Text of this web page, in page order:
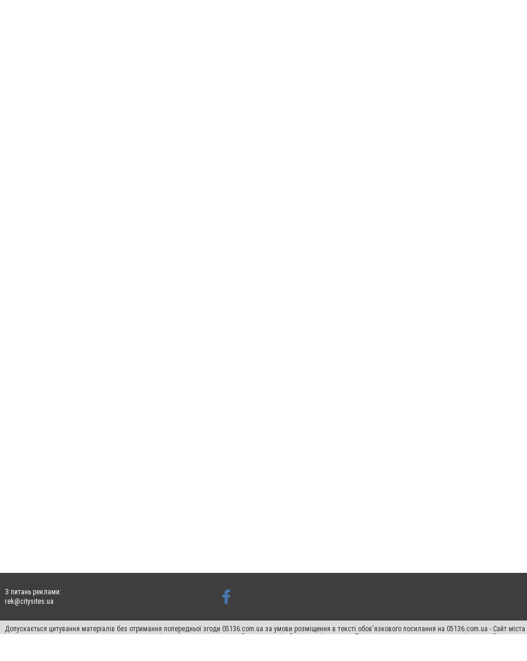
З питань реклами:
rek@citysites.ua
Допускається цитування матеріалів без отримання попередньої згоди 05136.com.ua за умови розміщення в тексті обов'язкового посилання на 05136.com.ua - Сайт
для пошукових систем гіперпосилання на цитовані статті не нижче другого абзацу в тексті або в якості джерела. Порушення виняткових прав переслідується Законом.